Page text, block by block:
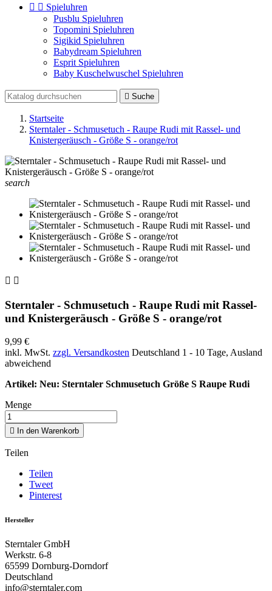
  Spieluhren
Pusblu Spieluhren
Topomini Spieluhren
Sigikid Spieluhren
Babydream Spieluhren
Esprit Spieluhren
Baby Kuschelwuschel Spieluhren
 Suche
Startseite
Sterntaler - Schmusetuch - Raupe Rudi mit Rassel- und
Knistergeräusch - Größe S - orange/rot
search
 
Sterntaler - Schmusetuch - Raupe Rudi mit Rassel-
und Knistergeräusch - Größe S - orange/rot
9,99 €
inkl. MwSt. zzgl. Versandkosten Deutschland 1 - 10 Tage, Ausland
abweichend
Artikel: Neu: Sterntaler Schmusetuch Größe S Raupe Rudi
Menge
 In den Warenkorb
Teilen
Teilen
Tweet
Pinterest
Hersteller
Sterntaler GmbH
Werkstr. 6-8
65599 Dornburg-Dorndorf
Deutschland
info@sterntaler.com